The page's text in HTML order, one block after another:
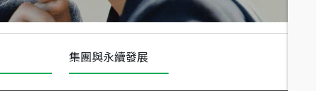
集團與永續發展